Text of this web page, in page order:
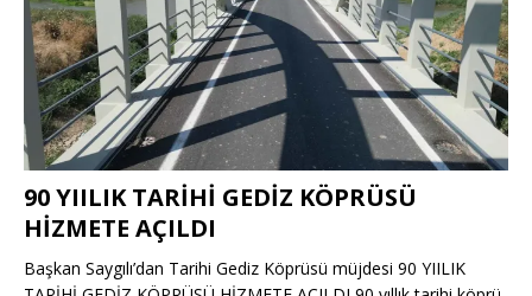
90 YIILIK TARİHİ GEDİZ KÖPRÜSÜ
HİZMETE AÇILDI
Başkan Saygılı’dan Tarihi Gediz Köprüsü müjdesi 90 YIILIK